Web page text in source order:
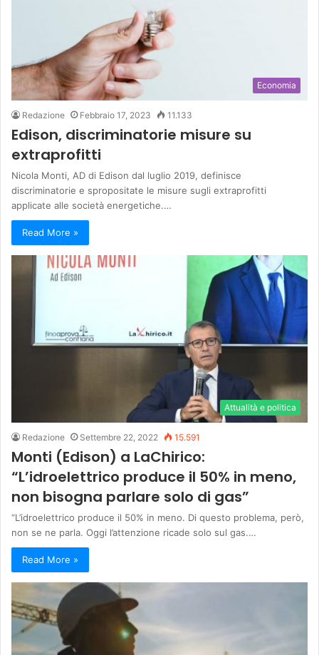
Economia
Redazione Febbraio 17, 2023 11.133
Edison, discriminatorie misure su
extraprofitti
Nicola Monti, AD di Edison dal luglio 2019, definisce
discriminatorie e spropositate le misure sugli extraprofitti
applicate alle società energetiche.…
Read More »
Attualità e politica
Redazione Settembre 22, 2022 15.591
Monti (Edison) a LaChirico:
“L’idroelettrico produce il 50% in meno,
non bisogna parlare solo di gas”
“L’idroelettrico produce il 50% in meno. Di questo problema, però,
non se ne parla. Oggi l’attenzione ricade solo sul gas.…
Read More »